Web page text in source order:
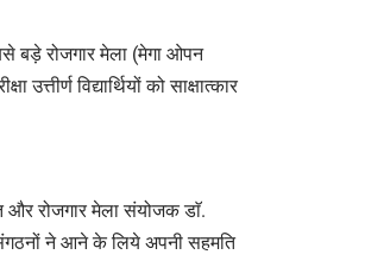
बड़े रोजगार मेला (मेगा ओपन
विद्यार्थियों को साक्षात्कार
और रोजगार मेला संयोजक डाॅ.
संगठनों ने आने के लिये अपनी सहमति